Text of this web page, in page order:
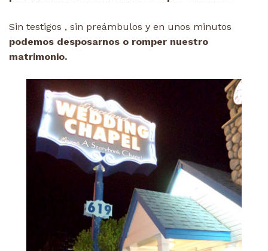
Sin testigos , sin preámbulos y en unos minutos
podemos desposarnos o romper nuestro
matrimonio.